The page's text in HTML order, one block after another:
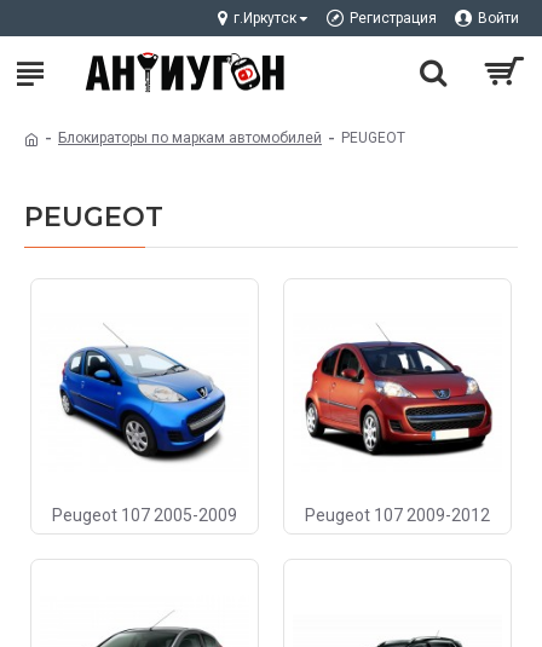
г.Иркутск Регистрация Войти
Блокираторы по маркам автомобилей PEUGEOT
PEUGEOT
Peugeot 107 2005-2009 Peugeot 107 2009-2012